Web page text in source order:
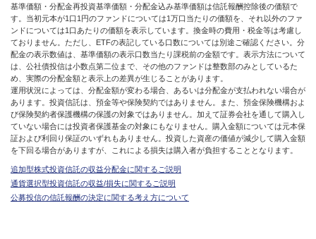
基準価額・分配金再投資基準価額・分配金込み基準価額は信託報酬控除後の価額で
す。当初元本が1口1円のファンドについては1万口当たりの価額を、それ以外のファ
ンドについては1口あたりの価額を表示しています。換金時の費用・税金等は考慮し
ておりません。ただし、ETFの表記している口数については別途ご確認ください。分
配金の表示数値は、基準価額の表示口数当たり課税前の金額です。表示方法について
は、公社債投信は小数点第二位まで、その他のファンドは整数部のみとしているた
め、実際の分配金額と表示上の差異が生じることがあります。
運用状況によっては、分配金額が変わる場合、あるいは分配金が支払われない場合が
あります。投資信託は、預金等や保険契約ではありません。また、預金保険機構およ
び保険契約者保護機構の保護の対象ではありません。加えて証券会社を通して購入し
ていない場合には投資者保護基金の対象にもなりません。購入金額については元本保
証および利回り保証のいずれもありません。投資した資産の価値が減少して購入金額
を下回る場合がありますが、これによる損失は購入者が負担することとなります。
追加型株式投資信託の収益分配金に関するご説明
通貨選択型投資信託の収益/損失に関するご説明
公募投信の信託報酬の決定に関する考え方について